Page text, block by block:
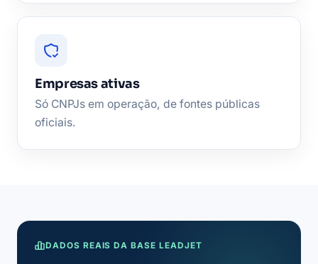
Empresas ativas
Só CNPJs em operação, de fontes públicas
oficiais.
DADOS REAIS DA BASE LEADJET